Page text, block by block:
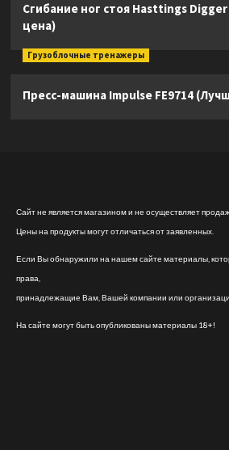
Сгибание ног стоя Hasttings
цена)
Грузоблочные тренажеры
Пресс-машина Impulse FE9714
Сайт не является магазином и не осуществляет
Цены на продукты могут отличаться от заявленных.
Если Вы обнаружили на нашем сайте материалы,
права,
принадлежащие Вам, Вашей компании или
На сайте могут быть опубликованы материалы 18+!